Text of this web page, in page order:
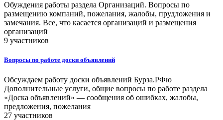
Обуждения работы раздела Организаций. Вопросы по
размещению компаний, пожелания, жалобы, прудложения и
замечания. Все, что касается организаций и размещения
организаций
9 участников
Вопросы по работе доски объявлений
Обсуждаем работу доски объявлений Бурза.РФю
Дополнительные услуги, общие вопросы по работе раздела
«Доска объявлений» — сообщения об ошибках, жалобы,
предложения, пожелания
27 участников